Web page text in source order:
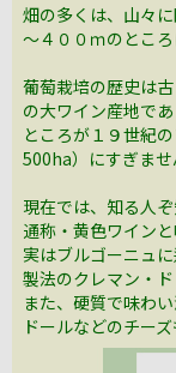
畑の多くは、山々
～４００ｍのとこ
葡萄栽培の歴史は
の大ワイン産地であ
ところが１９世紀
500ha）にすぎませ
現在では、知る人
通称・黄色ワイン
実はブルゴーニュ
製法のクレマン・ド
また、硬質で味わ
ドールなどのチーズ